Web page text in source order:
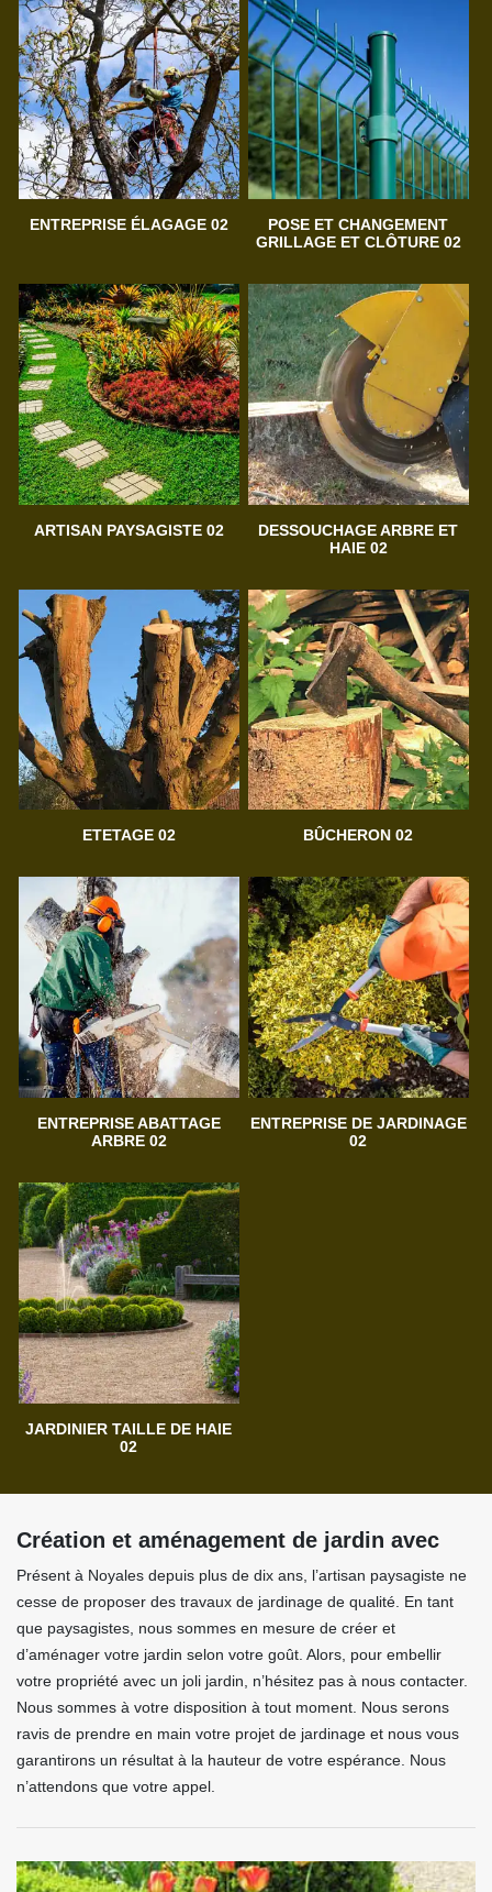
ENTREPRISE ÉLAGAGE 02
POSE ET CHANGEMENT
GRILLAGE ET CLÔTURE 02
ARTISAN PAYSAGISTE 02
DESSOUCHAGE ARBRE ET
HAIE 02
ETETAGE 02 BÛCHERON 02
ENTREPRISE ABATTAGE
ARBRE 02
ENTREPRISE DE JARDINAGE
02
JARDINIER TAILLE DE HAIE
02
Création et aménagement de jardin avec
Présent à Noyales depuis plus de dix ans, l’artisan paysagiste ne
cesse de proposer des travaux de jardinage de qualité. En tant
que paysagistes, nous sommes en mesure de créer et
d’aménager votre jardin selon votre goût. Alors, pour embellir
votre propriété avec un joli jardin, n’hésitez pas à nous contacter.
Nous sommes à votre disposition à tout moment. Nous serons
ravis de prendre en main votre projet de jardinage et nous vous
garantirons un résultat à la hauteur de votre espérance. Nous
n’attendons que votre appel.